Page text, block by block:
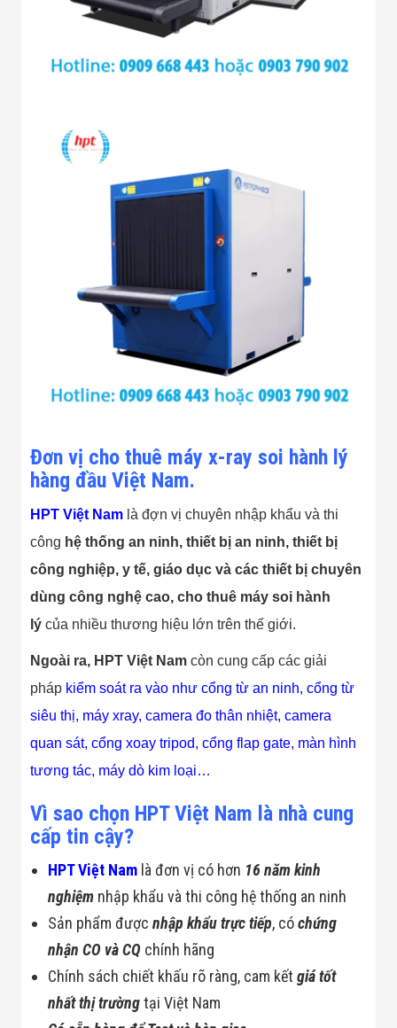
Đơn vị cho thuê máy x-ray soi hành lý
hàng đầu Việt Nam.
HPT Việt Nam là đợn vị chuyên nhập khẩu và thi
công hệ thống an ninh, thiết bị an ninh, thiết bị
công nghiệp, y tế, giáo dục và các thiết bị chuyên
dùng công nghệ cao, cho thuê máy soi hành
lý của nhiều thương hiệu lớn trên thế giới.
Ngoài ra, HPT Việt Nam còn cung cấp các giải
pháp kiểm soát ra vào nhưcổng từ an ninh,cổng từ
siêu thị, máy xray,camera đo thân nhiệt,camera
quan sát,cổng xoay tripod,cổng flap gate, màn hình
tương tác, máy dò kim loại…
Vì sao chọn HPT Việt Nam là nhà cung
cấp tin cậy?
HPT Việt Nam là đơn vị có hơn 16 năm kinh
nghiệm nhập khẩu và thi công hệ thống an ninh
Sản phẩm đượcnhập khẩu trực tiếp, cóchứng
nhận CO và CQ chính hãng
Chính sách chiết khấu rõ ràng, cam kếtgiá tốt
nhất thị trườngtại Việt Nam